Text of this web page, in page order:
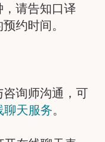
请告知口译
约时间。
询师沟通，可
聊天服务。